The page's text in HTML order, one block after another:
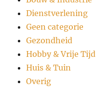
Dienstverlening
Geen categorie
Gezondheid
Hobby & Vrije Tijd
Huis & Tuin
Overig